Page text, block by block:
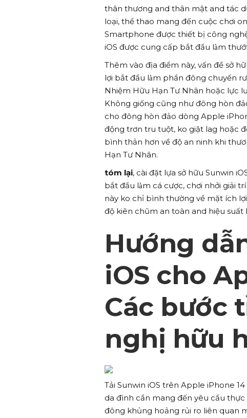
thân thương and thân mật and tác
loại, thể thao mang đến cuộc chơi
Smartphone được thiết bị công
iOS được cung cấp bắt đầu làm
Thêm vào địa điểm này, vấn đề sở
lợi bắt đầu làm phần đông chuyển
Nhiệm Hữu Hạn Tư Nhân hoặc lực
Không giống cũng như đông hòn
cho đông hòn đảo dòng Apple
động trơn tru tuột, ko giật lag hoặc
bình thản hơn về độ an ninh khi
Hạn Tư Nhân.
tóm lại, cài đặt lựa sở hữu Sunwin
bắt đầu làm cá cược, chơi nhởi giải
này ko chỉ bình thường về mặt ích
độ kiên chũm an toàn and hiệu suất
Hướng
iOS cho
Các bước
nghị hữu
Tải Sunwin iOS trên Apple iPhone
da đình cần mang đến yêu cầu
đông khủng hoảng rủi ro liên quan